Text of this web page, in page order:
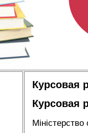
Курсовая
Курсовая
Міністерство